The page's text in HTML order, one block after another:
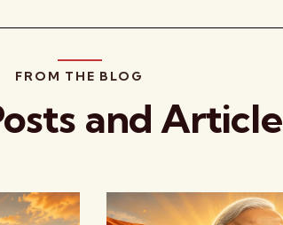
FROM THE BLOG
and